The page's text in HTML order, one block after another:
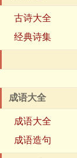
古诗大全
经典诗集
成语大全
成语大全
成语造句